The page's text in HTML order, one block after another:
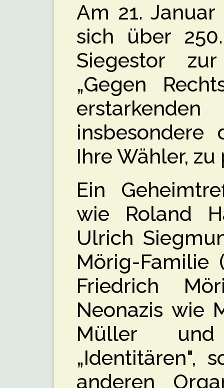
Am 21.
sich über
Siegestor
„Gegen
Ihre Wähler,
Ein
wie Roland
Ulrich
Mörig-Familie
Friedrich
Neonazis wie
Müller
„Identitären",
anderen